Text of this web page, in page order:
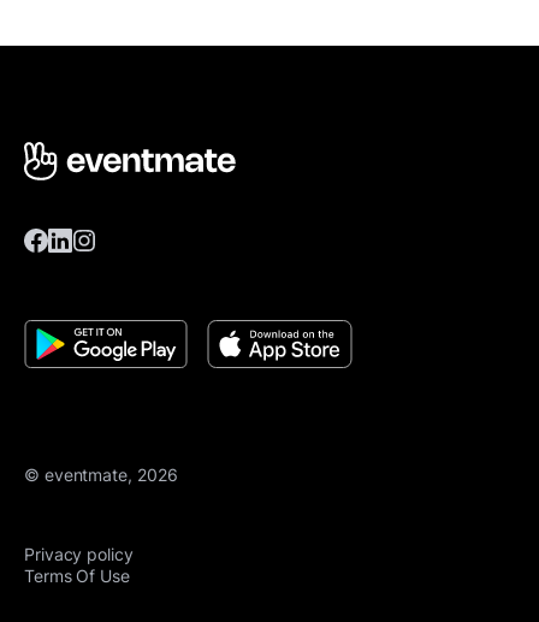
© eventmate, 2026
Privacy policy
Terms Of Use